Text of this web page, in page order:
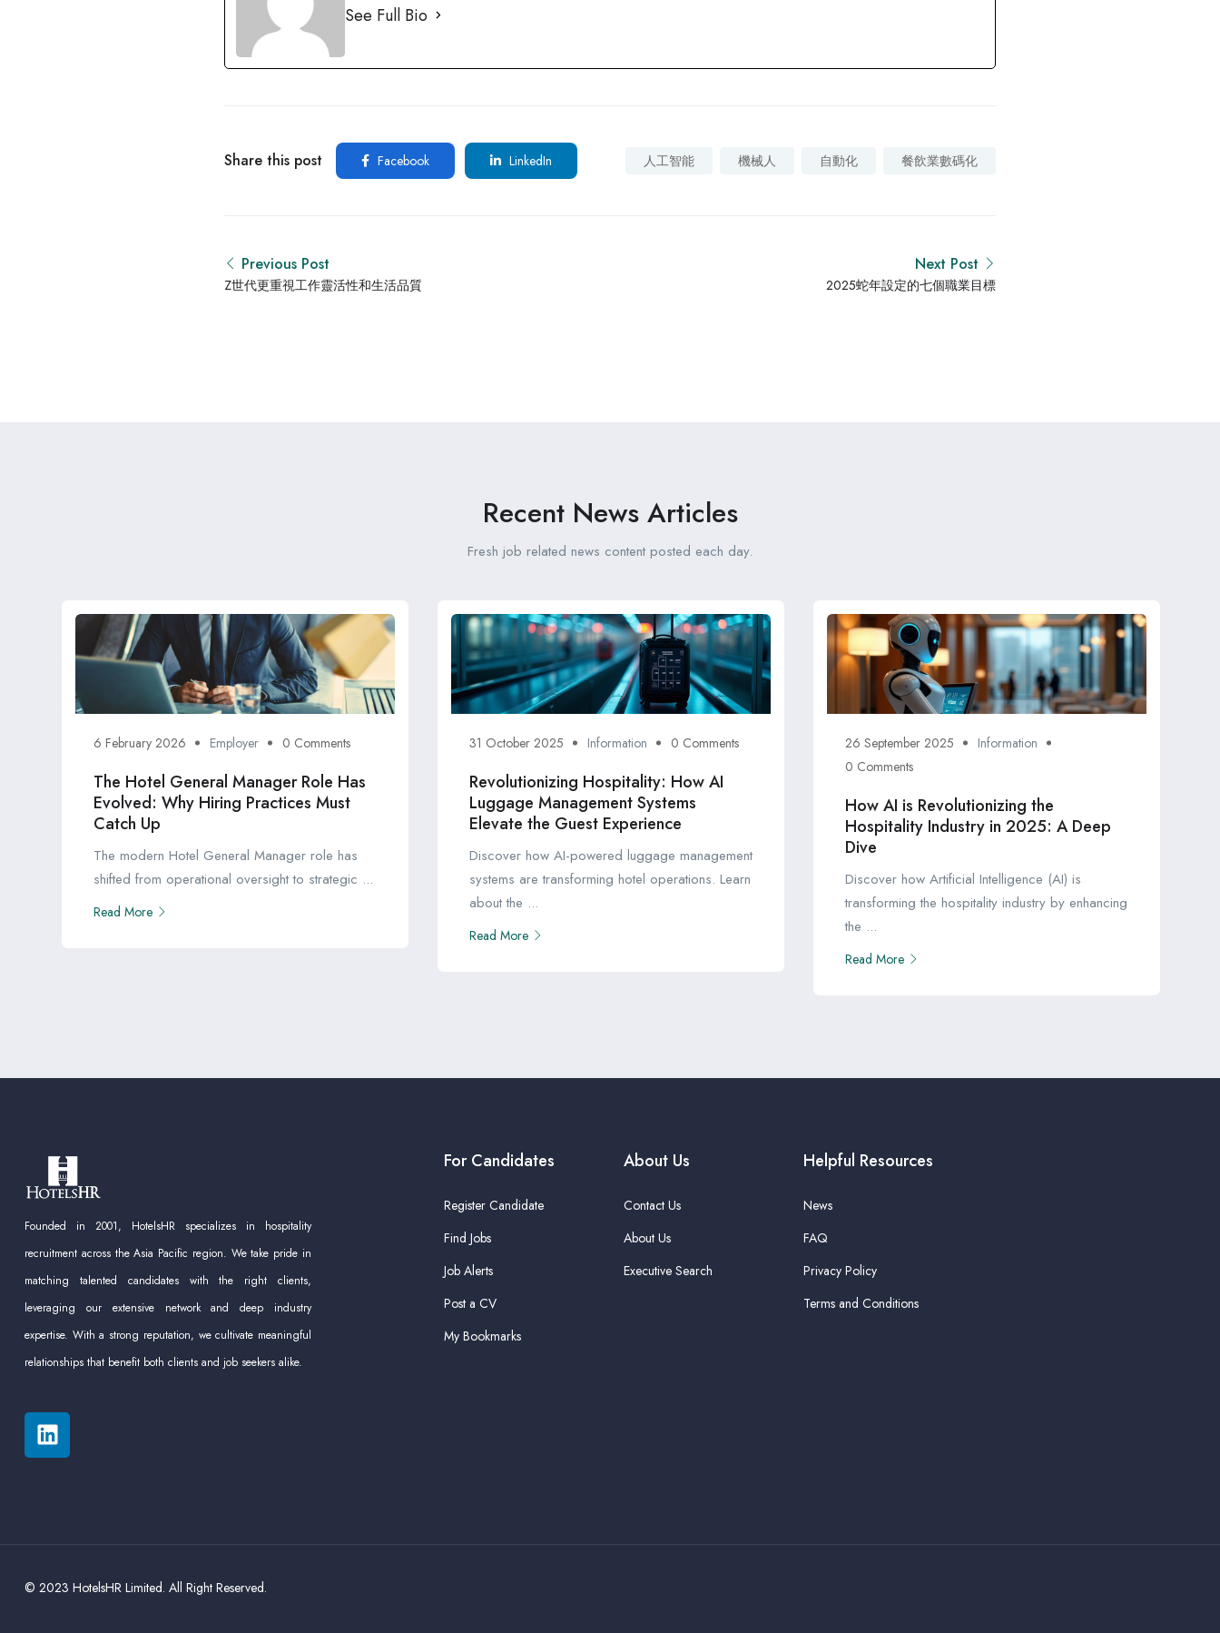
See Full Bio
Share this post Facebook LinkedIn 人工智能 機械人 自動化 餐飲業數碼化
Previous Post
Z世代更重視工作靈活性和生活品質
Next Post
2025蛇年設定的七個職業目標
Recent News Articles
Fresh job related news content posted each day.
6 February 2026 Employer 0 Comments
The Hotel General Manager Role Has
Evolved: Why Hiring Practices Must
Catch Up
The modern Hotel General Manager role has
shifted from operational oversight to strategic ...
Read More
31 October 2025 Information 0 Comments
Revolutionizing Hospitality: How AI
Luggage Management Systems
Elevate the Guest Experience
Discover how AI-powered luggage management
systems are transforming hotel operations. Learn
about the ...
Read More
26 September 2025
Information
0 Comments
How AI is Revolutionizing the
Hospitality Industry in 2025: A Deep
Dive
Discover how Artificial Intelligence (AI) is
transforming the hospitality industry by enhancing
the ...
Read More
Founded in 2001, HotelsHR specializes in hospitality
recruitment across the Asia Pacific region. We take pride in
matching talented candidates with the right clients,
leveraging our extensive network and deep industry
expertise. With a strong reputation, we cultivate meaningful
relationships that benefit both clients and job seekers alike.
For Candidates
Register Candidate
Find Jobs
Job Alerts
Post a CV
My Bookmarks
About Us
Contact Us
About Us
Executive Search
Helpful Resources
News
FAQ
Privacy Policy
Terms and Conditions
© 2023 HotelsHR Limited. All Right Reserved.